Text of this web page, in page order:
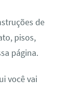
de
pisos,
página.
você vai